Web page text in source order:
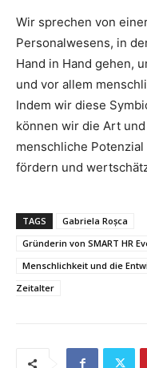
Wir sprechen von
Personalwesens, in
Hand in Hand gehen,
und vor allem
Indem wir diese
können wir die Art
menschliche
fördern und
TAGS
Gabriela Roșca
Gründerin von SMART HR
Menschlichkeit und die
Zeitalter